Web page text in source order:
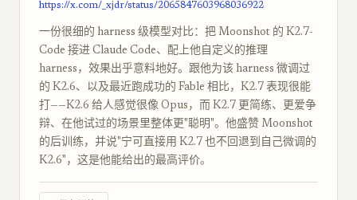
https://x.com/_xjdr/status/2065847603968036922
一份很细的 harness 级模型对比：把 Moonshot 的 K2.7-
Code 接进 Claude Code、配上他自定义的推理
harness，效果出乎意料地好。跟他为该 harness 微调过
的 K2.6、以及最近跑成功的 Fable 相比，K2.7 表现很能
打——K2.6 给人感觉很像 Opus，而 K2.7 更简练、更爱争
辩、在他试过的场景里整体更"聪明"。他盛赞 Moonshot
的后训练，并说"宁可直接用 K2.7 也不回退到自己微调的
K2.6"，这是他能给出的最高评价。